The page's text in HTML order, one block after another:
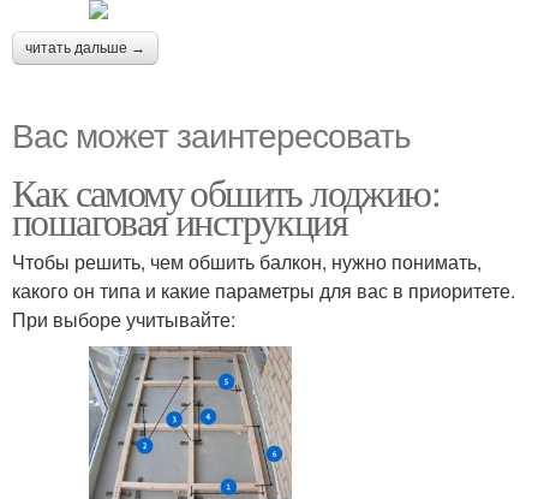
читать дальше →
Вас может заинтересовать
Как самому обшить лоджию:
пошаговая инструкция
Чтобы решить, чем обшить балкон, нужно понимать,
какого он типа и какие параметры для вас в приоритете.
При выборе учитывайте: